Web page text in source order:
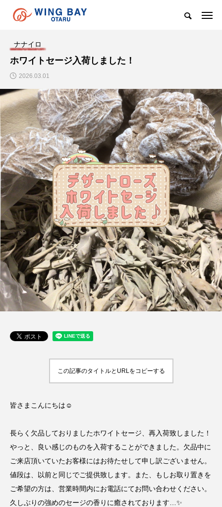
ナナイロ
ホワイトセージ入荷しました！
2026.03.01
この記事のタイトルとURLをコピーする
皆さまこんにちは☺️
長らく欠品しておりましたホワイトセージ、再入荷致しました！
やっと、良い感じのものを入荷することができました。欠品中に
ご来店頂いていたお客様にはお待たせして申し訳ございません。
値段は、以前と同じでご提供致します。また、もしお取り置きを
ご希望の方は、営業時間内にお電話にてお問い合わせください。
久しぶりの強めのセージの香りに癒されております…✨